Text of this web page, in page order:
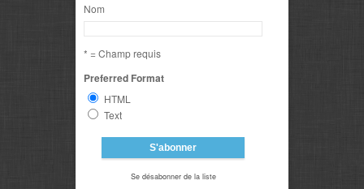
Nom
* = Champ requis
Preferred Format
HTML
Text
Se désabonner de la liste